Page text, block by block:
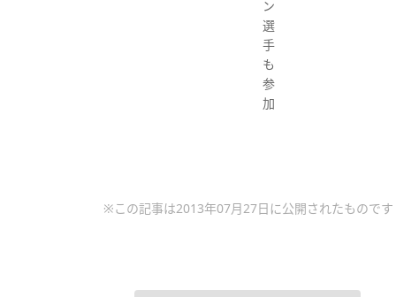
ン
選
手
も
参
加
※この記事は2013年07月27日に公開されたものです